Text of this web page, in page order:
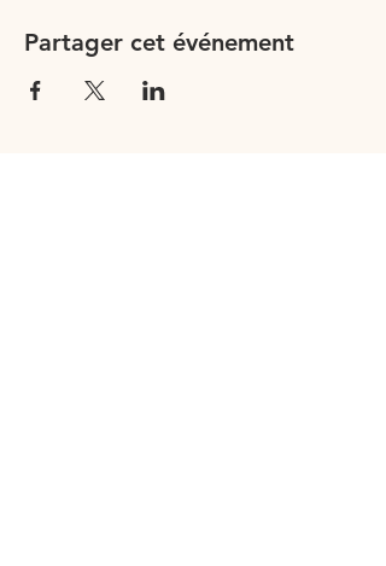
Partager cet événement